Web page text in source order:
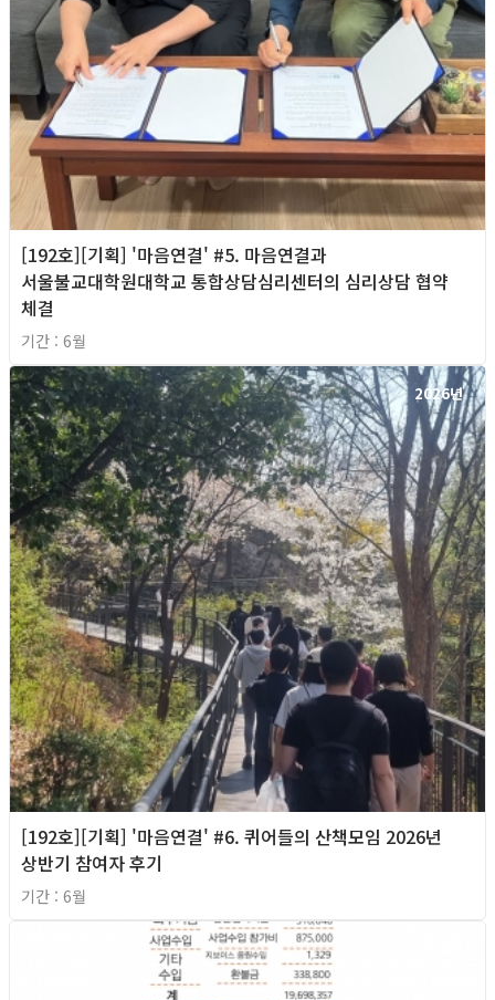
[192호][기획] '마음연결' #5. 마음연결과
서울불교대학원대학교 통합상담심리센터의 심리상담 협약
체결
기간 : 6월
2026년
[192호][기획] '마음연결' #6. 퀴어들의 산책모임 2026년
상반기 참여자 후기
기간 : 6월